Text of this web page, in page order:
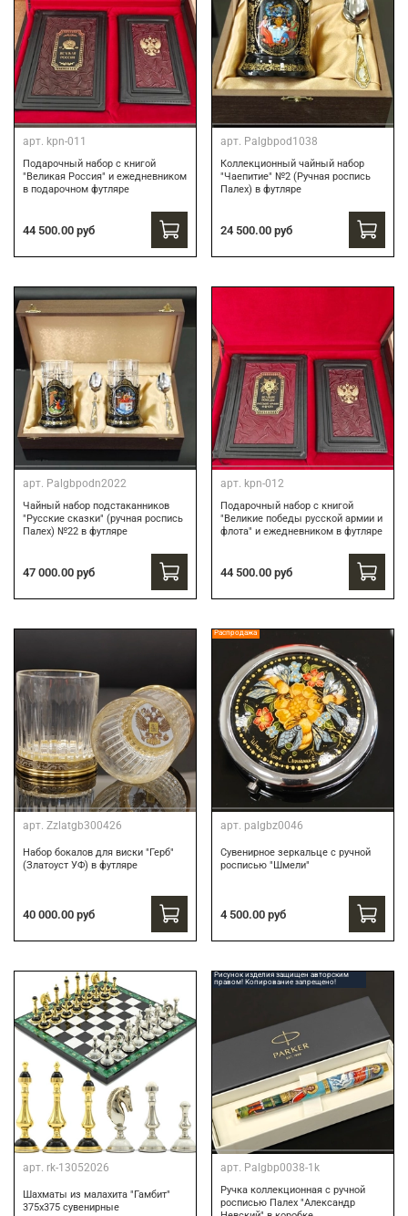
арт. kpn-011
Подарочный набор с книгой
"Великая Россия" и ежедневником
в подарочном футляре
44 500.00 руб
арт. Palgbpod1038
Коллекционный чайный набор
"Чаепитие" №2 (Ручная роспись
Палех) в футляре
24 500.00 руб
арт. Palgbpodn2022
Чайный набор подстаканников
"Русские сказки" (ручная роспись
Палех) №22 в футляре
47 000.00 руб
арт. kpn-012
Подарочный набор c книгой
"Великие победы русской армии и
флота" и ежедневником в футляре
44 500.00 руб
арт. Zzlatgb300426
Набор бокалов для виски "Герб"
(Златоуст УФ) в футляре
40 000.00 руб
Распродажа
арт. palgbz0046
Сувенирное зеркальце с ручной
росписью "Шмели"
4 500.00 руб
арт. rk-13052026
Шахматы из малахита "Гамбит"
375х375 сувенирные
Рисунок изделия защищен авторским
правом! Копирование запрещено!
арт. Palgbp0038-1k
Ручка коллекционная с ручной
росписью Палех "Александр